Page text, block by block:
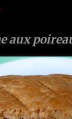
aux